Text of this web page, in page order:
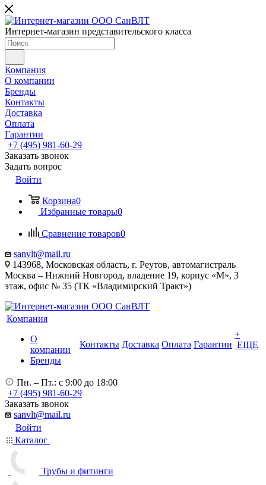
Интернет-магазин представительского класса
Компания
О компании
Бренды
Контакты
Доставка
Оплата
Гарантии
+7 (495) 981-60-29
Заказать звонок
Задать вопрос
Войти
Корзина0
Избранные товары0
Сравнение товаров0
sanvlt@mail.ru
143968, Московская область, г. Реутов, автомагистраль
Москва – Нижний Новгород, владение 19, корпус «М», 3
этаж, офис № 35 (ТК «Владимирский Тракт»)
Компания
О
компании
Бренды
Контакты Доставка Оплата Гарантии
+
ЕЩЕ
Пн. – Пт.: с 9:00 до 18:00
+7 (495) 981-60-29
Заказать звонок
sanvlt@mail.ru
Войти
Каталог
Трубы и фитинги